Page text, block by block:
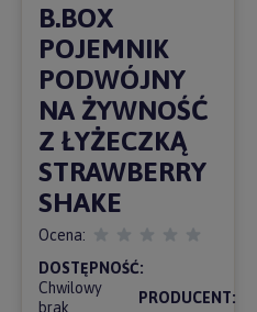
B.BOX
POJEMNIK
PODWÓJNY
NA ŻYWNOŚĆ
Z ŁYŻECZKĄ
STRAWBERRY
SHAKE
Ocena:
DOSTĘPNOŚĆ:
Chwilowy
brak
PRODUCENT: